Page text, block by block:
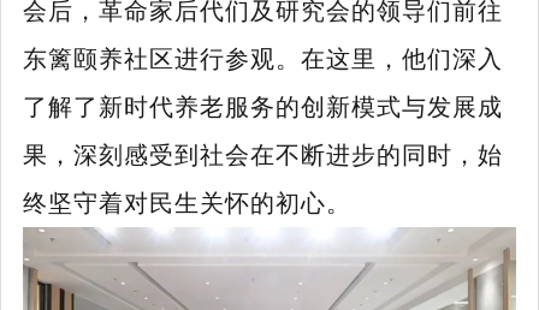
会后，革命家后代们及研究会的领导们前往
东篱颐养社区进行参观。在这里，他们深入
了解了新时代养老服务的创新模式与发展成
果，深刻感受到社会在不断进步的同时，始
终坚守着对民生关怀的初心。